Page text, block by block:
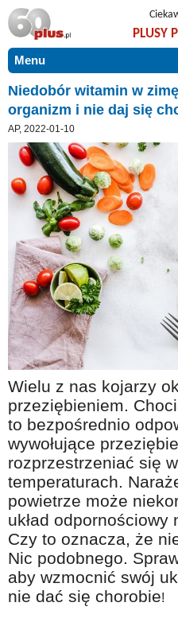
PLUSY
Menu
START
PROMOCJE
ARTYKUŁY
Szczególnie polecamy
Użyteczne porady
Szlachetne zdrowie
Mieszkaj wygodnie i bez
Warto wiedzieć!
Podróże i wypoczynek
Taniej, okazyjnie,
Na wesoło
Hobby i pasje
Żyj aktywnie
60plus - najcenniejsi klienci
Dobra opieka
Warto naśladować
Coś dla ducha
Smacznie i zdrowo
O finansach i
DLA BLISKICH
ZGŁOŚ OFERTĘ
O NAS
KONTAKT
Niedobór witamin w
organizm i nie daj się
AP, 2022-01-10
Wielu z nas kojarzy
przeziębieniem.
to bezpośrednio
wywołujące
rozprzestrzeniać się
temperaturach.
powietrze może
układ odpornościowy
Czy to oznacza, że
Nic podobnego.
aby wzmocnić swój
nie dać się chorobie!